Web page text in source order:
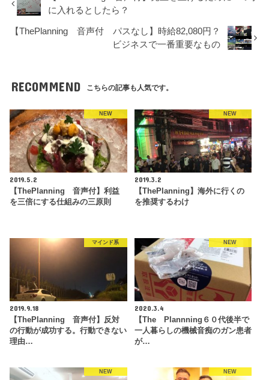
に入れるとしたら？
【ThePlanning 音声付 パスなし】時給82,080円？
ビジネスで一番重要なもの
RECOMMEND こちらの記事も人気です。
NEW
2019.5.2
【ThePlanning 音声付】利益
を三倍にする仕組みの三原則
NEW
2019.3.2
【ThePlanning】海外に行くの
を推奨するわけ
マインド系
2019.9.18
【ThePlanning 音声付】反対
の行動が成功する。行動できない
理由…
NEW
2020.3.4
【The Plannning６０代後半で
一人暮らしの機械音痴のガン患者
が…
NEW NEW